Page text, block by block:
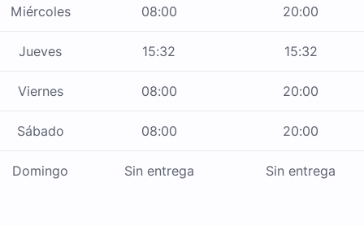
Miércoles 08:00 20:00
Jueves 15:32 15:32
Viernes 08:00 20:00
Sábado 08:00 20:00
Domingo Sin entrega Sin entrega